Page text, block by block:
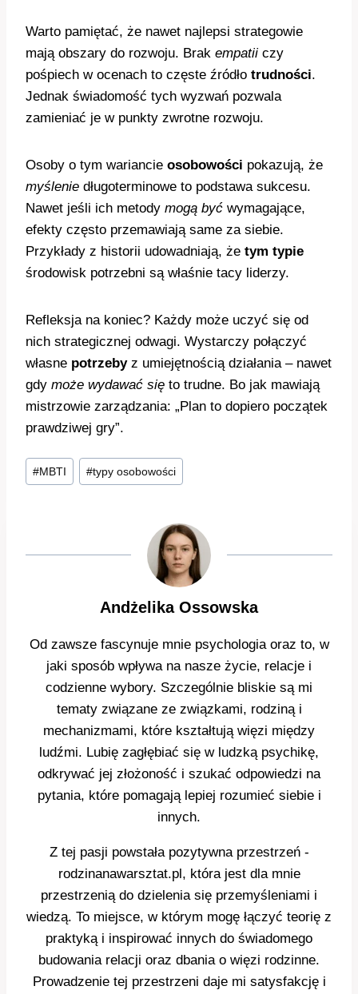
Warto pamiętać, że nawet najlepsi strategowie
mają obszary do rozwoju. Brak empatii czy
pośpiech w ocenach to częste źródło trudności.
Jednak świadomość tych wyzwań pozwala
zamieniać je w punkty zwrotne rozwoju.
Osoby o tym wariancie osobowości pokazują, że
myślenie długoterminowe to podstawa sukcesu.
Nawet jeśli ich metody mogą być wymagające,
efekty często przemawiają same za siebie.
Przykłady z historii udowadniają, że tym typie
środowisk potrzebni są właśnie tacy liderzy.
Refleksja na koniec? Każdy może uczyć się od
nich strategicznej odwagi. Wystarczy połączyć
własne potrzebyz umiejętnością działania – nawet
gdy może wydawać się to trudne. Bo jak mawiają
mistrzowie zarządzania: „Plan to dopiero początek
prawdziwej gry”.
Tagi
wpisu:
#MBTI #typy osobowości
Andżelika Ossowska
Od zawsze fascynuje mnie psychologia oraz to, w
jaki sposób wpływa na nasze życie, relacje i
codzienne wybory. Szczególnie bliskie są mi
tematy związane ze związkami, rodziną i
mechanizmami, które kształtują więzi między
ludźmi. Lubię zagłębiać się w ludzką psychikę,
odkrywać jej złożoność i szukać odpowiedzi na
pytania, które pomagają lepiej rozumieć siebie i
innych.
Z tej pasji powstała pozytywna przestrzeń -
rodzinanawarsztat.pl, która jest dla mnie
przestrzenią do dzielenia się przemyśleniami i
wiedzą. To miejsce, w którym mogę łączyć teorię z
praktyką i inspirować innych do świadomego
budowania relacji oraz dbania o więzi rodzinne.
Prowadzenie tej przestrzeni daje mi satysfakcję i